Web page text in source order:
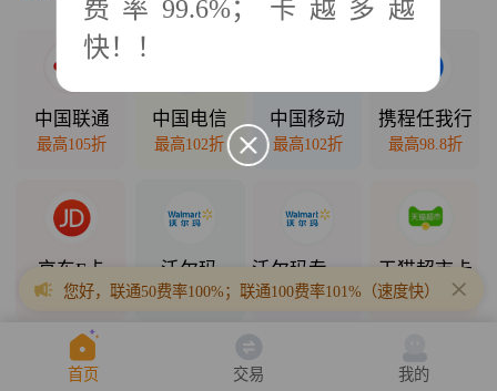
中国联通
最高105折
中国电信
最高102折
中国移动
最高102折
携程任我行
最高98.8折
京东E卡
最高98折
沃尔玛
最高98.5折 最高94.3折
天猫超市卡
最高94.7折
费率99.6%；卡越多越
快！！
2025年10月11日
您好，联通50费率100%；联通100费率101%（速度快）；联通
首页 交易 我的